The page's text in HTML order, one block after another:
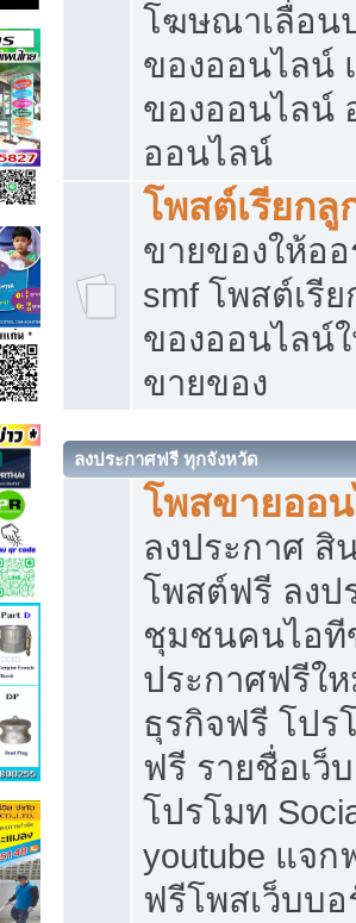
โฆษณาเลื่อน
ของออนไลน์
ของออนไลน์
ออนไลน์
โพสต์เรียก
ขายของให้ออ
smf โพสต์เรี
ของออนไลน์
ขายของ
ลงประกาศฟรี ทุกจังหวัด
โพสขายออ
ลงประกาศ สิ
โพสต์ฟรี ลงป
ชุมชนคนไอที
ประกาศฟรีใ
ธุรกิจฟรี โป
ฟรี รายชื่อเว็
โปรโมท
youtube แจก
ฟรีโพสเว็บบอ